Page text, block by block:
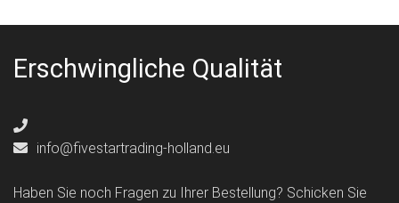
Erschwingliche Qualität
info@fivestartrading-holland.eu
Haben Sie noch Fragen zu Ihrer Bestellung? Schicken Sie